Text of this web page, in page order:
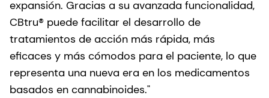
expansión. Gracias a su avanzada funcionalidad,
CBtru® puede facilitar el desarrollo de
tratamientos de acción más rápida, más
eficaces y más cómodos para el paciente, lo que
representa una nueva era en los medicamentos
basados en cannabinoides."